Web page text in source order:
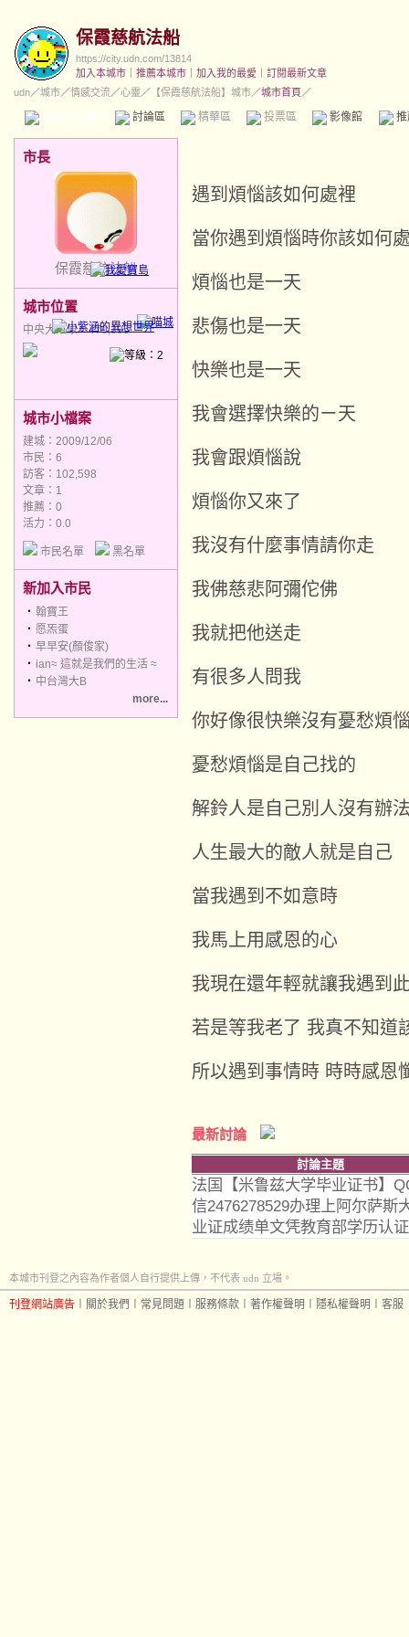
保霞慈航法船
https://city.udn.com/13814
加入本城市
推薦本城市 加入我的最愛
訂閱最新文章
udn／城市／情感交流／心靈 ／ 【保霞慈航法船】城市／城市首頁／
討論區 精華區 投票區 影像館
市長
保霞慈航法船
城市位置
中央大草原／479,395
城市小檔案
建城：2009/12/06
市民：6
訪客：102,598
文章：1
推薦： 0
活力：0.0
市民名單 黑名單
新加入市民
‧ 翰寶王
‧ 愿炁蛋
‧ 早早安(顏俊家)
‧ ian≈ 這就是我們的生活 ≈
‧ 中台灣大B
more...
遇到煩惱該如何處裡
當你遇到煩惱時你該如何
煩惱也是一天
悲傷也是一天
快樂也是一天
我會選擇快樂的ㄧ天
我會跟煩惱說
煩惱你又來了
我沒有什麼事情請你走
我佛慈悲阿彌佗佛
我就把他送走
有很多人問我
你好像很快樂沒有憂愁煩
憂愁煩惱是自己找的
解鈴人是自己別人沒有辦
人生最大的敵人就是自己
當我遇到不如意時
我馬上用感恩的心
我現在還年輕就讓我遇到
若是等我老了 我真不知道
所以遇到事情時 時時感恩
最新討論
討論主題
法国【米鲁兹大学毕业证书】
信2476278529办理上阿尔萨斯
业证成绩单文凭教育部学历认证
本城市刊登之內容為作者個人自行提供上傳，不代表 udn 立場。
刊登網站廣告 關於我們 常見問題 服務條款 著作權聲明 隱私權聲明 客服